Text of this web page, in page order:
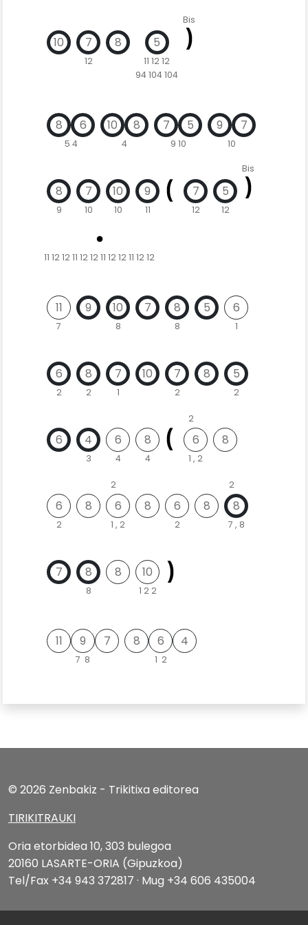
10 7
12
8 5
11 12 12
94 104 104
Bis
8 6
5 4
10 8
4
7 5
9 10
9 7
10
8
9
7
10
10
10
9
11
7
12
5
12
Bis
11 12 12 11 12 12 11 12 12 11 12 12
11
7
9 10
8
7 8
8
5 6
1
6
2
8
2
7
1
10 7
2
8 5
2
6 4
3
6
4
8
4
2
6
1 , 2
8
6
2
8
2
6
1 , 2
8 6
2
8
2
8
7 , 8
7 8
8
8 10
1 2 2
11 9 7
7 8
8 6 4
1 2
© 2026 Zenbakiz - Trikitixa editorea
TIRIKITRAUKI
Oria etorbidea 10, 303 bulegoa
20160 LASARTE-ORIA (Gipuzkoa)
Tel/Fax +34 943 372817 · Mug +34 606 435004